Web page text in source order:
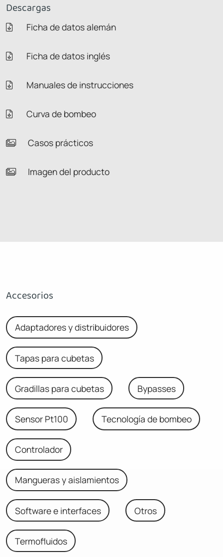
Descargas
Ficha de datos alemán
Ficha de datos inglés
Manuales de instrucciones
Curva de bombeo
Casos prácticos
Imagen del producto
Accesorios
Adaptadores y distribuidores
Tapas para cubetas
Gradillas para cubetas Bypasses
Sensor Pt100 Tecnología de bombeo
Controlador
Mangueras y aislamientos
Software e interfaces Otros
Termofluidos